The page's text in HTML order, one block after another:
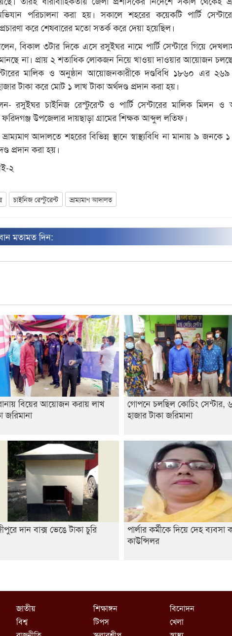
পরিচালনা করা হয়। সকালে শহরের কয়েকটি পার্টি
করে শেষবারের মতো সতর্ক করে দেয়া হয়েছিল।
বিকাল ৩টার দিকে এসে রসুইঘর নামে পার্টি সেন্টারে গিয়ে
না। প্রায় ২ শতাধিক লোকজন নিয়ে খাওয়া দাওয়ার আয়োজন
মালিক ও অনুষ্ঠান আয়োজনকারীকে দণ্ডবিধি ১৮৬০ এর ২৬৯
টাকা করে মোট ১ লাখ টাকা অর্থদণ্ড প্রদান করা হয়।
রসুইঘর চাইনিজ রেস্টুরেন্ট ও পার্টি সেন্টারের মালিক মিলন ও
উপজেলার দায়ছাড়া গ্রামের শিক্ষক আব্দুল লতিফ।
আদালতে শহরের বিভিন্ন স্থানে স্বাস্থ্যবিধি না মানায় ৯ জনকে
প্রদান করা হয়।
২
চাইনিজ রেস্টুরেন্ট ভ্রাম্যমাণ আদালত
মতামত দিন:
বিয়ের আয়োজন করায় লাখ
জরিমানা
গোপনে চলছিল কোচিং সেন্টার,
হাজার টাকা জরিমানা
দান বাক্স ভেঙে টাকা চুরি
পার্লার কর্মীকে দিয়ে দেহ ব্যবসা
কাউন্সিলর
জাতীয়
বিশ্ব
শিক্ষাঙ্গন
টিপস
বিনোদন
খেলা